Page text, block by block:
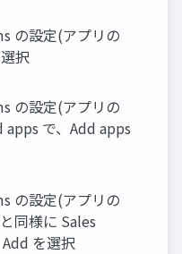
の設定(アプリの
択
の設定(アプリの
apps で、Add apps
の設定(アプリの
同様に Sales
を選択